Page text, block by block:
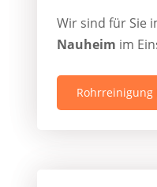
Wir sind für Sie
Nauheim im
Rohrreinigung